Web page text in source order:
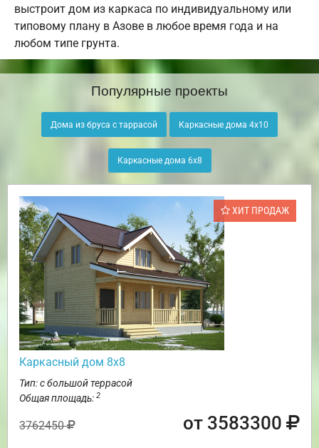
выстроит дом из каркаса по индивидуальному или
типовому плану в Азове в любое время года и на
любом типе грунта.
Популярные проекты
Дома из бруса с таррасой Каркасные дома 4х10
Каркасные дома 6х8
ХИТ ПРОДАЖ
Каркасный дом 8х8
Тип: с большой террасой
Общая площадь: 2
3762450 от 3583300